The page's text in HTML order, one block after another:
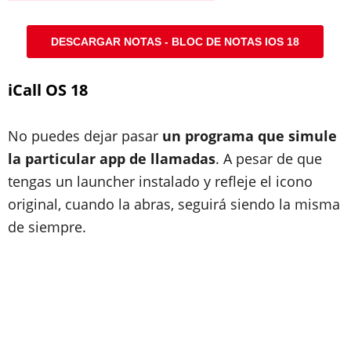
DESCARGAR NOTAS - BLOC DE NOTAS IOS 18
iCall OS 18
No puedes dejar pasar un programa que simule
la particular app de llamadas. A pesar de que
tengas un launcher instalado y refleje el icono
original, cuando la abras, seguirá siendo la misma
de siempre.